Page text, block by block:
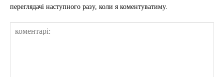
переглядачі наступного разу, коли я коментуватиму.